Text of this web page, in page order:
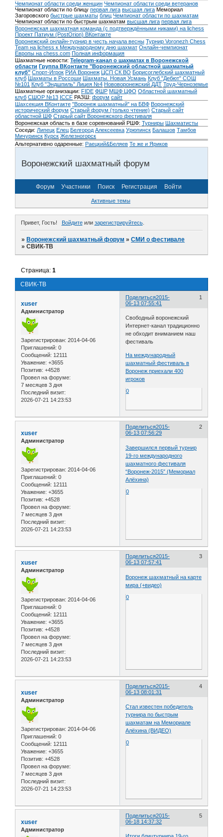
Чемпионат области среди женщин Чемпионат области среди ветеранов
Чемпионат области по блицу первая лига высшая лига Мемориал
Загоровского быстрые шахматы блиц Чемпионат области по шахматам
Чемпионат области по быстрым шахматам высшая лига первая лига
Воронежская шахматная команда (с подтверждёнными никами) на lichess
Проект Патиум (PostOrion) ВКонтакте
Воронежский онлайн-турнир в честь начала весны Турнир Voronezh Chess
Team на lichess к Международному дню шахмат Онлайн-чемпионат
Европы на chess.com Полная информация
Шахматные новости: Telegram-канал о шахматах в Воронежской
области Группа ВКонтакте "Воронежский областной шахматный
клуб" Спорт-Игрок РИА Воронеж ЦСП СК ВО Борисоглебский шахматный
клуб Шахматы в Россоши Шахматы. Новая Усмань Клуб "Дебют" СОШ
№101 Клуб "Эндшпиль" Лицея №4 Нововоронежский ДДТ Труд-Черноземье
Шахматные организации: FIDE ФШР МШФ ЦФО Областной шахматный
клуб СШОР №13 ICCF РАЗШ: форум сайт
Шахсекция ВКонтакте "Воронеж шахматный" на БВФ Воронежский
исторический форум Cтарый форум (только чтение) Старый сайт
областной ШФ Старый сайт Воронежского фестиваля
Воронежская область в базе соревнований РШФ: Турниры Шахматисты
Соседи: Липецк Елец Белгород Алексеевка Урюпинск Балашов Тамбов
Мичуринск Курск Железногорск
Альтернативно одаренные: Раецкий&Беляев Те же и Яриков
Воронежский шахматный форум
Форум Участники Поиск Регистрация Войти
Активные темы
Привет, Гость! Войдитеили зарегистрируйтесь.
»Воронежский шахматный форум »СМИ о фестивале
»СВИК-ТВ
СВИК-ТВ
Страница:1
Поделиться 1
2015-
06-13 07:55:41
xuser
Администратор
Зарегистрирован: 2014-04-06
Приглашений: 0
Сообщений: 12111
Уважение: +3655
Позитив: +4528
Провел на форуме:
7 месяцев 3 дня
Последний визит:
2026-07-21 14:23:53
Свободный воронежский
Интернет-канал традиционно
не обходит вниманием наш
фестиваль
На международный
шахматный фестиваль в
Воронеж приехали 400
игроков
0
Поделиться 2
2015-
06-13 07:56:29
xuser
Администратор
Зарегистрирован: 2014-04-06
Приглашений: 0
Сообщений: 12111
Уважение: +3655
Позитив: +4528
Провел на форуме:
7 месяцев 3 дня
Последний визит:
2026-07-21 14:23:53
Завершился первый турнир
19-го международного
шахматного фестиваля
“Воронеж-2015″ (Мемориал
Алёхина)
0
Поделиться 3
2015-
06-13 07:57:41
xuser
Администратор
Зарегистрирован: 2014-04-06
Приглашений: 0
Сообщений: 12111
Уважение: +3655
Позитив: +4528
Провел на форуме:
7 месяцев 3 дня
Последний визит:
2026-07-21 14:23:53
Воронеж шахматный на карте
мира (+видео)
0
Поделиться 4
2015-
06-13 08:01:31
xuser
Администратор
Зарегистрирован: 2014-04-06
Приглашений: 0
Сообщений: 12111
Уважение: +3655
Позитив: +4528
Провел на форуме:
7 месяцев 3 дня
Последний визит:
2026-07-21 14:23:53
Стал известен победитель
турнира по быстрым
шахматам на Мемориале
Алёхина (ВИДЕО)
0
Поделиться 5
2015-
06-18 14:37:32
xuser
Администратор